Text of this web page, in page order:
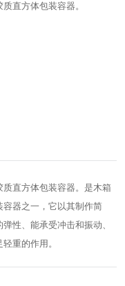
直方体包装容器。
质直方体包装容器。是木箱
器之一，它以其制作简
性、能承受冲击和振动、
重的作用。